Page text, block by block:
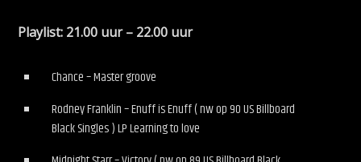
Playlist: 21.00 uur – 22.00 uur
Chance – Master groove
Rodney Franklin – Enuff is Enuff ( nw op 90 US Billboard
Black Singles ) LP Learning to love